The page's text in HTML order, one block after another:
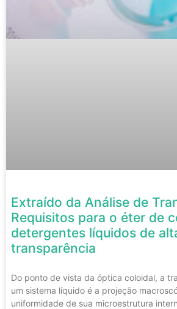
Extraído da Análise de
Requisitos para o éter de
detergentes líquidos de
transparência
Do ponto de vista da óptica coloidal, a
um sistema líquido é a projeção
uniformidade de sua microestrutura